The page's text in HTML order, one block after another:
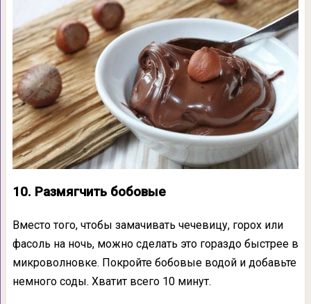
10. Размягчить бобовые
Вместо того, чтобы замачивать чечевицу, горох или
фасоль на ночь, можно сделать это гораздо быстрее в
микроволновке. Покройте бобовые водой и добавьте
немного соды. Хватит всего 10 минут.